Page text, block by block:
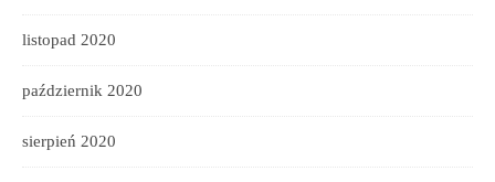
listopad 2020
październik 2020
sierpień 2020